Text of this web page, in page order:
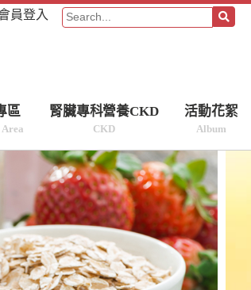
員登入
區 腎臟專科營養CKD
CKD
活動花絮
Album